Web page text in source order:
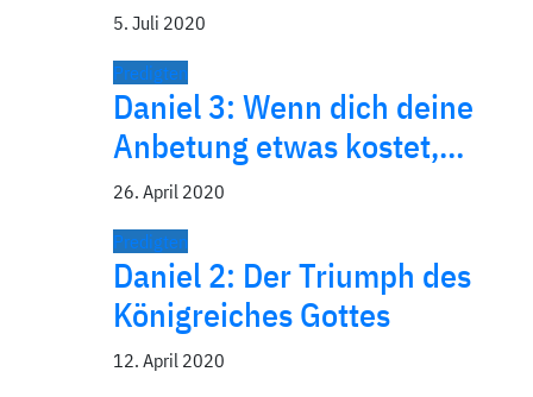
5. Juli 2020
Predigten
Daniel 3: Wenn dich deine
Anbetung etwas kostet,…
26. April 2020
Predigten
Daniel 2: Der Triumph des
Königreiches Gottes
12. April 2020